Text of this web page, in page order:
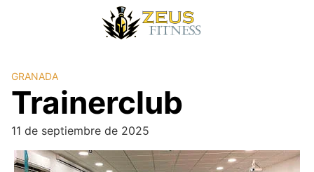
GRANADA
Trainerclub
11 de septiembre de 2025